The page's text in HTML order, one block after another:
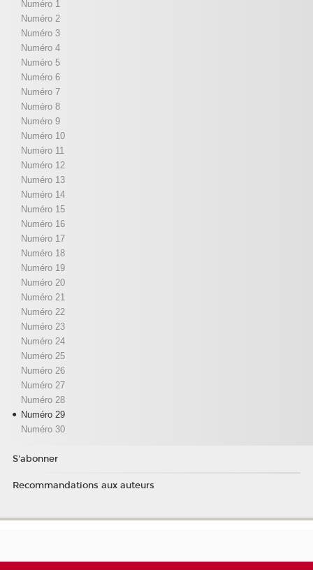
Numéro 1
Numéro 2
Numéro 3
Numéro 4
Numéro 5
Numéro 6
Numéro 7
Numéro 8
Numéro 9
Numéro 10
Numéro 11
Numéro 12
Numéro 13
Numéro 14
Numéro 15
Numéro 16
Numéro 17
Numéro 18
Numéro 19
Numéro 20
Numéro 21
Numéro 22
Numéro 23
Numéro 24
Numéro 25
Numéro 26
Numéro 27
Numéro 28
Numéro 29
Numéro 30
S'abonner
Recommandations aux auteurs